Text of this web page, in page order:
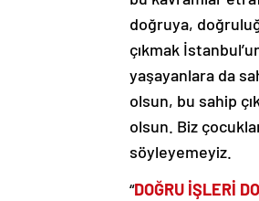
doğruya,
çıkmak
yaşayanlara da
olsun, bu sahip
olsun. Biz
söyleyemeyiz.
“DOĞRU İŞLERİ